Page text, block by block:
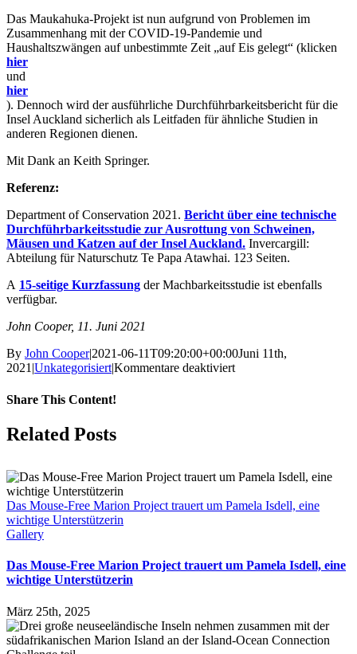
Das Maukahuka-Projekt ist nun aufgrund von Problemen im
Zusammenhang mit der COVID-19-Pandemie und
Haushaltszwängen auf unbestimmte Zeit „auf Eis gelegt“ (klicken
hier
und
hier
). Dennoch wird der ausführliche Durchführbarkeitsbericht für die
Insel Auckland sicherlich als Leitfaden für ähnliche Studien in
anderen Regionen dienen.
Mit Dank an Keith Springer.
Referenz:
Department of Conservation 2021. Bericht über eine technische
Durchführbarkeitsstudie zur Ausrottung von Schweinen,
Mäusen und Katzen auf der Insel Auckland. Invercargill:
Abteilung für Naturschutz Te Papa Atawhai. 123 Seiten.
A 15-seitige Kurzfassung der Machbarkeitsstudie ist ebenfalls
verfügbar.
John Cooper, 11. Juni 2021
By John Cooper|2021-06-11T09:20:00+00:00Juni 11th,
2021|Unkategorisiert|Kommentare deaktiviertfür
Eine
zur
Insel
Katzen,
Schweinen
Share This Content!
Facebook
X
LinkedIn
WhatsApp
Tumblr
Pinterest
Email
Related Posts
Das Mouse-Free Marion Project trauert um Pamela Isdell, eine
wichtige Unterstützerin
Gallery
Das Mouse-Free Marion Project trauert um Pamela Isdell, eine
wichtige Unterstützerin
März 25th, 2025